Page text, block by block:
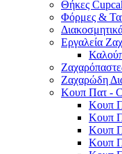
Θήκες
Φόρμες &
Εργαλεία
Ζαχαρώδη
Κουπ Πατ -
Κουπ
Κουπ
Κουπ
Κουπ